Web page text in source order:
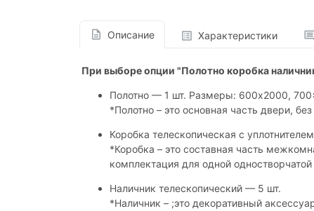
Описание Характеристики
При выборе опции "Полотно коробка
Полотно — 1 шт. Размеры: 600x2000,
*Полотно – это основная часть двери,
Коробка телескопическая с
*Коробка – это составная часть
комплектация для одной
Наличник телескопический — 5 шт.
*Наличник – ;это декоративный